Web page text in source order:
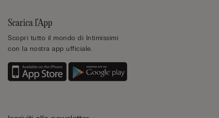
Scarica l’App
Scopri tutto il mondo di Intimissimi
con la nostra app ufficiale.